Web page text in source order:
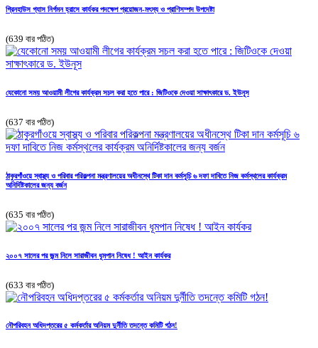
গ্রিনহাউস গ্যাস নির্গমন হ্রাসে কার্যকর পদক্ষেপ প্রয়োজন-মৎস্য ও প্রাণিসম্পদ উপদেষ্টা
(639 বার পঠিত)
যেকোনো সময় আওয়ামী লীগের কার্যক্রম সচল করা হতে পারে : জিটিওকে দেওয়া সাক্ষাৎকারে ড. ইউনূস
(637 বার পঠিত)
ঠাকুরগাঁওয়ে স্বাস্থ্য ও পরিবার পরিকল্পনা মন্ত্রণালয়ের অধীনস্থে টিকা দান কর্মসূচি ৬ দফা দাবিতে নিজ কর্মস্থলের কার্যক্রম
অনির্দিষ্টকালের জন্য বর্জন
(635 বার পঠিত)
২০০৭ সালের পর জন্ম নিলে সারাজীবন ধূমপান নিষেধ ! আইন কার্যকর
(633 বার পঠিত)
নৌপরিবহন অধিদপ্তরের ৫ কর্মকর্তার অনিয়ম দুর্নীতি তদন্তে কমিটি গঠন!